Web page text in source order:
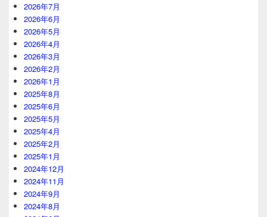
2026年7月
2026年6月
2026年5月
2026年4月
2026年3月
2026年2月
2026年1月
2025年8月
2025年6月
2025年5月
2025年4月
2025年2月
2025年1月
2024年12月
2024年11月
2024年9月
2024年8月